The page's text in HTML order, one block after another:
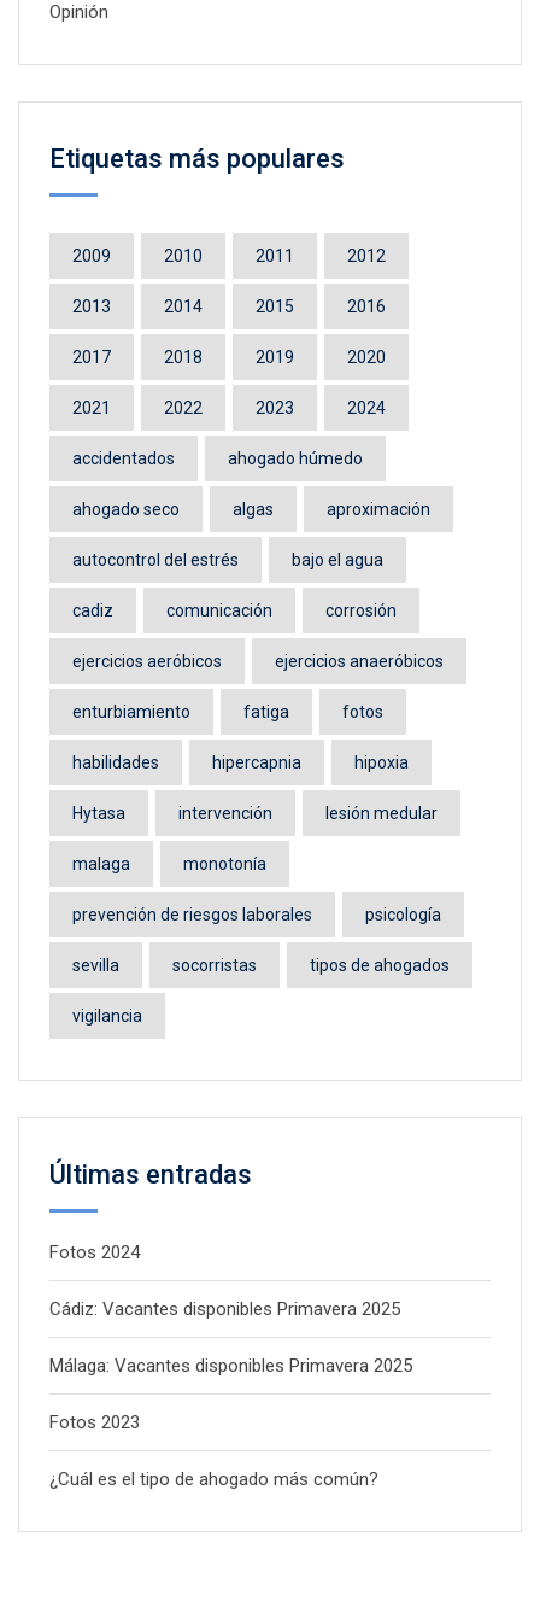
Opinión
Etiquetas más populares
2009 2010 2011 2012
2013 2014 2015 2016
2017 2018 2019 2020
2021 2022 2023 2024
accidentados ahogado húmedo
ahogado seco algas aproximación
autocontrol del estrés bajo el agua
cadiz comunicación corrosión
ejercicios aeróbicos ejercicios anaeróbicos
enturbiamiento fatiga fotos
habilidades hipercapnia hipoxia
Hytasa intervención lesión medular
malaga monotonía
prevención de riesgos laborales psicología
sevilla socorristas tipos de ahogados
vigilancia
Últimas entradas
Fotos 2024
Cádiz: Vacantes disponibles Primavera 2025
Málaga: Vacantes disponibles Primavera 2025
Fotos 2023
¿Cuál es el tipo de ahogado más común?